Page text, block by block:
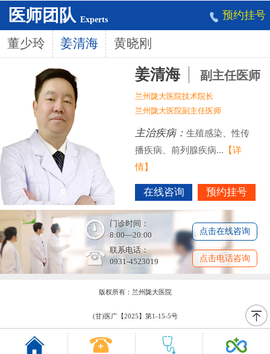
医师团队 Experts 预约挂号
董少玲 姜清海 黄晓刚
姜清海 副主任医师
兰州陇大医院技术院长
兰州陇大医院副主任医师
主治疾病： 生殖感染、性传
播疾病、前列腺疾病... 【详
情】
在线咨询 预约挂号
门诊时间：
8:00—20:00
联系电话：
0931-4523019
点击在线咨询
点击电话咨询
版权所有：兰州陇大医院
(甘)医广【2025】第1-15-5号